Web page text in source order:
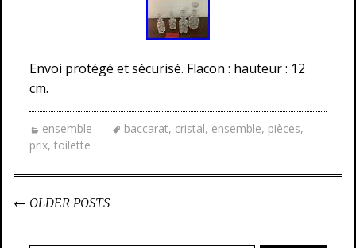
Envoi protégé et sécurisé. Flacon : hauteur : 12
cm.
ensemble baccarat, cristal, ensemble, pièces,
prix, toilette
← OLDER POSTS